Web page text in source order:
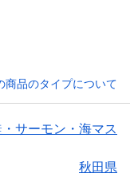
商品のタイプについて
・サーモン・海マス
秋田県